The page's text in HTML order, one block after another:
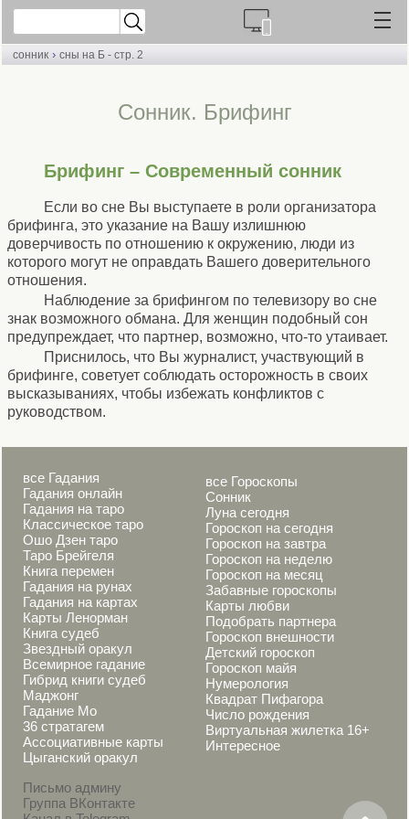
сонник › сны на Б - стр. 2
Cонник. Брифинг
Брифинг – Современный сонник
Если во сне Вы выступаете в роли организатора
брифинга, это указание на Вашу излишнюю
доверчивость по отношению к окружению, люди из
которого могут не оправдать Вашего доверительного
отношения.
Наблюдение за брифингом по телевизору во сне
знак возможного обмана. Для женщин подобный сон
предупреждает, что партнер, возможно, что-то утаивает.
Приснилось, что Вы журналист, участвующий в
брифинге, советует соблюдать осторожность в своих
высказываниях, чтобы избежать конфликтов с
руководством.
все Гадания
Гадания онлайн
Гадания на таро
Классическое таро
Ошо Дзен таро
Таро Брейгеля
Книга перемен
Гадания на рунах
Гадания на картах
Карты Ленорман
Книга судеб
Звездный оракул
Всемирное гадание
Гибрид книги судеб
Маджонг
Гадание Мо
36 стратагем
Ассоциативные карты
Цыганский оракул
Письмо админу
Группа ВКонтакте
все Гороскопы
Сонник
Луна сегодня
Гороскоп на сегодня
Гороскоп на завтра
Гороскоп на неделю
Гороскоп на месяц
Забавные гороскопы
Карты любви
Подобрать партнера
Гороскоп внешности
Детский гороскоп
Гороскоп майя
Нумерология
Квадрат Пифагора
Число рождения
Виртуальная жилетка 16+
Интересное